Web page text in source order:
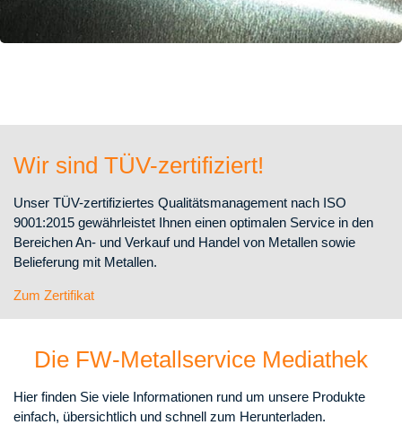
Wir sind TÜV-zertifiziert!
Unser TÜV-zertifiziertes Qualitätsmanagement nach ISO
9001:2015 gewährleistet Ihnen einen optimalen Service in den
Bereichen An- und Verkauf und Handel von Metallen sowie
Belieferung mit Metallen.
Zum Zertifikat
Die FW-Metallservice Mediathek
Hier finden Sie viele Informationen rund um unsere Produkte
einfach, übersichtlich und schnell zum Herunterladen.